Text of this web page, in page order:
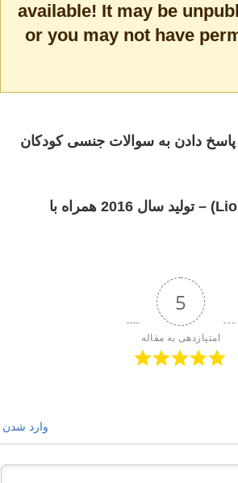
available! It may be
or you may not have
پاسخ دادن به سوالات جنسی کودکان
فیلم سینمایی شیر (Lion) – تولید سال 2016 همراه با
5
امتیازدهی به مقاله
وارد شدن